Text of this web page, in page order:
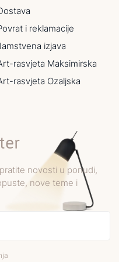
i reklamacije
izjava
rasvjeta Maksimirska
rasvjeta Ozaljska
novosti u ponudi,
nove teme i